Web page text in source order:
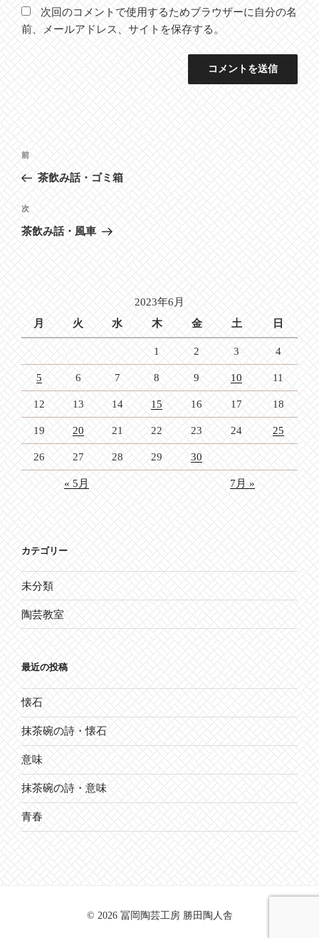
次回のコメントで使用するためブラウザーに自分の名
前、メールアドレス、サイトを保存する。
投
稿
ナ
ビ
ゲ
ー
シ
ョ
ン
前
の
投
稿
前
茶飲み話・ゴミ箱
次
の
投
稿
次
茶飲み話・風車
2023年6月
月
火 水 木 金 土 日
1 2 3 4
5 6 7 8 9 10 11
12 13 14 15 16 17 18
19 20 21 22 23 24 25
26 27 28 29 30
« 5月 7月 »
カテゴリー
未分類
陶芸教室
最近の投稿
懐石
抹茶碗の詩・懐石
意味
抹茶碗の詩・意味
青春
© 2026 冨岡陶芸工房 勝田陶人舎